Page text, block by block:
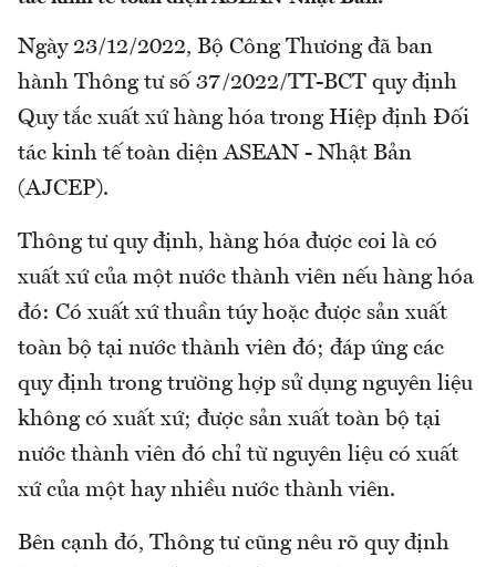
Ngày 23/12/2022, Bộ Công Thương đã ban
hành Thông tư số 37/2022/TT-BCT quy định
Quy tắc xuất xứ hàng hóa trong Hiệp định Đối
tác kinh tế toàn diện ASEAN - Nhật Bản
(AJCEP).
Thông tư quy định, hàng hóa được coi là có
xuất xứ của một nước thành viên nếu hàng hóa
đó: Có xuất xứ thuần túy hoặc được sản xuất
toàn bộ tại nước thành viên đó; đáp ứng các
quy định trong trường hợp sử dụng nguyên liệu
không có xuất xứ; được sản xuất toàn bộ tại
nước thành viên đó chỉ từ nguyên liệu có xuất
xứ của một hay nhiều nước thành viên.
Bên cạnh đó, Thông tư cũng nêu rõ quy định